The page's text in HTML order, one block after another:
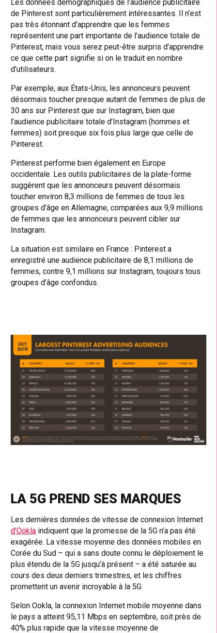
Les données démographiques de l’audience publicitaire
de Pinterest sont particulièrement intéressantes. Il n’est
pas très étonnant d’apprendre que les femmes
représentent une part importante de l’audience totale de
Pinterest, mais vous serez peut-être surpris d’apprendre
ce que cette part signifie si on le traduit en nombre
d’utilisateurs.
Par exemple, aux États-Unis, les annonceurs peuvent
désormais toucher presque autant de femmes de plus de
30 ans sur Pinterest que sur Instagram, bien que
l’audience publicitaire totale d’Instagram (hommes et
femmes) soit presque six fois plus large que celle de
Pinterest.
Pinterest performe bien également en Europe
occidentale. Les outils publicitaires de la plate-forme
suggèrent que les annonceurs peuvent désormais
toucher environ 8,3 millions de femmes de tous les
groupes d’âge en Allemagne, comparées aux 9,9 millions
de femmes que les annonceurs peuvent cibler sur
Instagram.
La situation est similaire en France : Pinterest a
enregistré une audience publicitaire de 8,1 millions de
femmes, contre 9,1 millions sur Instagram, toujours tous
groupes d’âge confondus.
LA 5G PREND SES MARQUES
Les dernières données de vitesse de connexion Internet
d’Ookla indiquent que la promesse de la 5G n’a pas été
exagérée. La vitesse moyenne des données mobiles en
Corée du Sud – qui a sans doute connu le déploiement le
plus étendu de la 5G jusqu’à présent – a été saturée au
cours des deux derniers trimestres, et les chiffres
promettent un avenir incroyable à la 5G.
Selon Ookla, la connexion Internet mobile moyenne dans
le pays a atteint 95,11 Mbps en septembre, soit près de
40% plus rapide que la vitesse moyenne de